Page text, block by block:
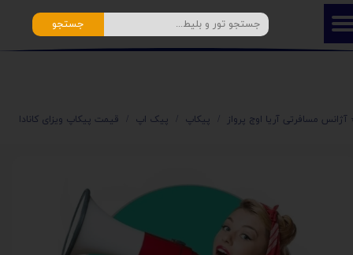
جستجو
آژانس مسافرتی آریا اوج پرواز پیکاپ پیک اپ قیمت پیکاپ ویزای کانادا